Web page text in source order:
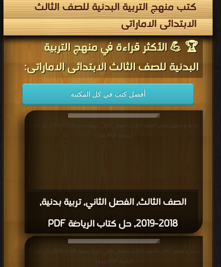
كتب منهج التربية البدنية للصف الثالث
الابتدائى الاماراتى
🏆 💪 الأكثر قراءة في منهج التربية
البدنية للصف الثالث الابتدائى الاماراتى:
أفضل كتب في كل المكتبة
الصف الثالث, الفصل الثاني, تربية بدنية,
2018-2019, حل كتاب الرياضة PDF
قراءة و تحميل كتاب الصف الثالث, الفصل الثاني, تربية بدنية, 2018-2019, حل كتاب
الرياضة PDF مجانا
قراءة و تحميل كتاب الصف الثالث, الفصل الثاني, تربية بدنية, 2018-2019, حل الوحدة
الرابعة PDF مجانا